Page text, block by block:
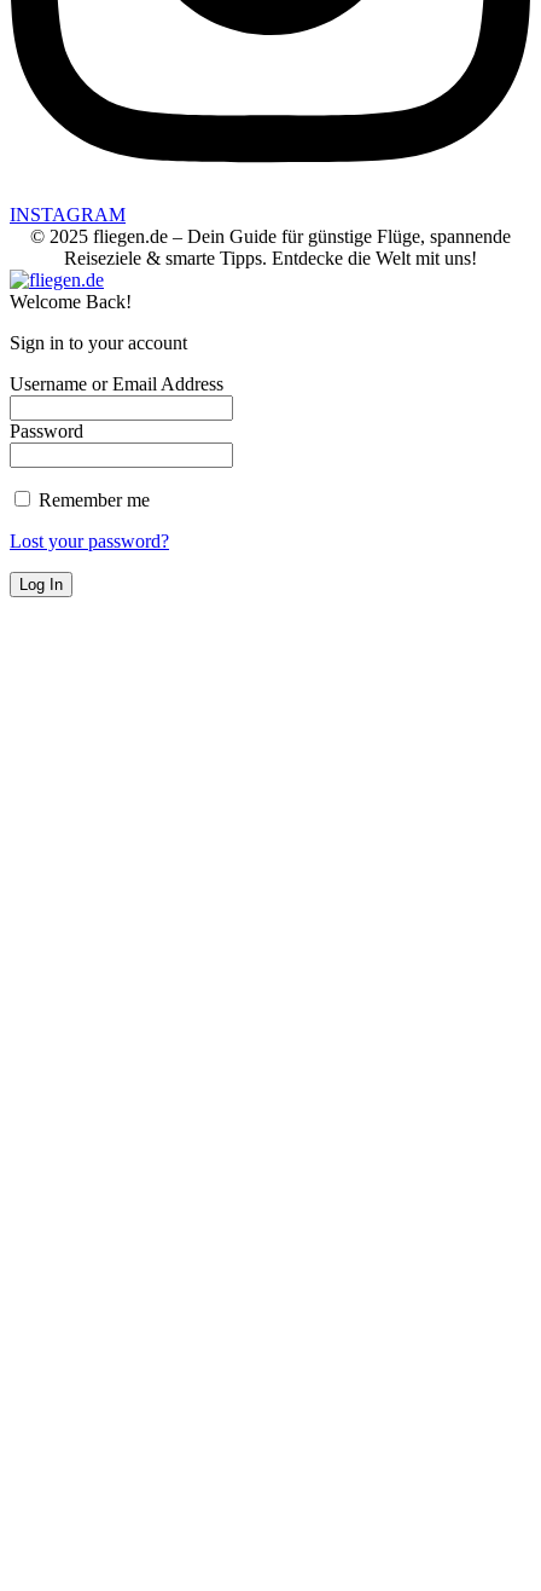
INSTAGRAM
© 2025 fliegen.de – Dein Guide für günstige Flüge, spannende
Reiseziele & smarte Tipps. Entdecke die Welt mit uns!
Welcome Back!
Sign in to your account
Username or Email Address
Password
Remember me
Lost your password?